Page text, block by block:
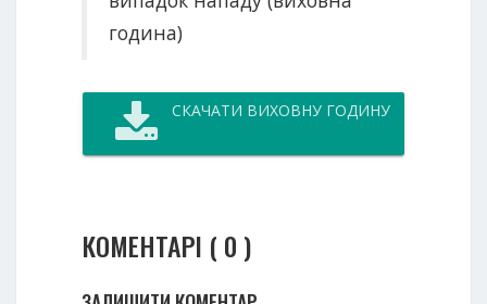
година)
СКАЧАТИ ВИХОВНУ ГОДИНУ
КОМЕНТАРІ ( 0 )